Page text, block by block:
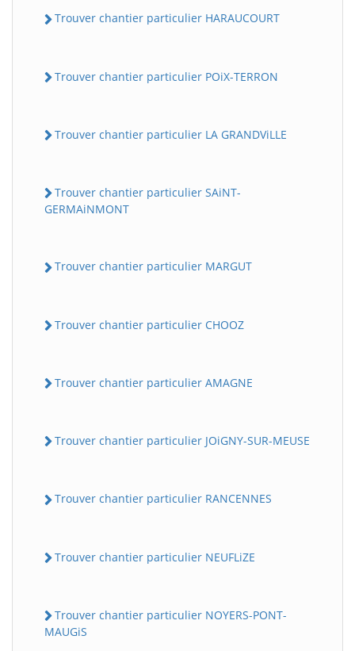
Trouver chantier particulier HARAUCOURT
Trouver chantier particulier POiX-TERRON
Trouver chantier particulier LA GRANDViLLE
Trouver chantier particulier SAiNT-
GERMAiNMONT
Trouver chantier particulier MARGUT
Trouver chantier particulier CHOOZ
Trouver chantier particulier AMAGNE
Trouver chantier particulier JOiGNY-SUR-MEUSE
Trouver chantier particulier RANCENNES
Trouver chantier particulier NEUFLiZE
Trouver chantier particulier NOYERS-PONT-
MAUGiS